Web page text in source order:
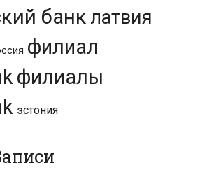
банк латвия
филиал
филиалы
эстония